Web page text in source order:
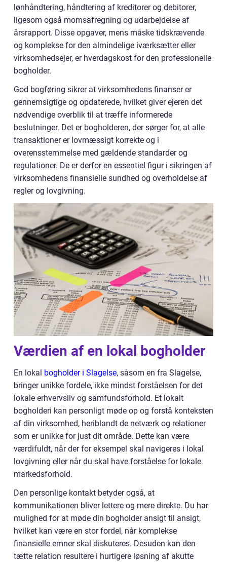
lønhåndtering, håndtering af kreditorer og debitorer,
ligesom også momsafregning og udarbejdelse af
årsrapport. Disse opgaver, mens måske tidskrævende
og komplekse for den almindelige iværksætter eller
virksomhedsejer, er hverdagskost for den professionelle
bogholder.
God bogføring sikrer at virksomhedens finanser er
gennemsigtige og opdaterede, hvilket giver ejeren det
nødvendige overblik til at træffe informerede
beslutninger. Det er bogholderen, der sørger for, at alle
transaktioner er lovmæssigt korrekte og i
overensstemmelse med gældende standarder og
regulationer. De er derfor en essentiel figur i sikringen af
virksomhedens finansielle sundhed og overholdelse af
regler og lovgivning.
Værdien af en lokal bogholder
En lokal bogholder i Slagelse, såsom en fra Slagelse,
bringer unikke fordele, ikke mindst forståelsen for det
lokale erhvervsliv og samfundsforhold. Et lokalt
bogholderi kan personligt møde op og forstå konteksten
af din virksomhed, heriblandt de netværk og relationer
som er unikke for just dit område. Dette kan være
værdifuldt, når der for eksempel skal navigeres i lokal
lovgivning eller når du skal have forståelse for lokale
markedsforhold.
Den personlige kontakt betyder også, at
kommunikationen bliver lettere og mere direkte. Du har
mulighed for at møde din bogholder ansigt til ansigt,
hvilket kan være en stor fordel, når komplekse
finansielle emner skal diskuteres. Desuden kan den
tætte relation resultere i hurtigere løsning af akutte